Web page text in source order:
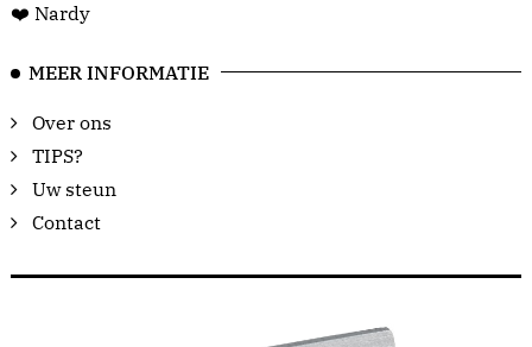
❤️ Nardy
MEER INFORMATIE
Over ons
TIPS?
Uw steun
Contact